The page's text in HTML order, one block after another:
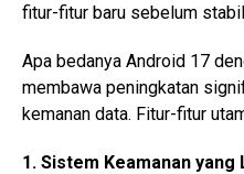
fitur-fitur baru sebelum
Apa bedanya Android 17
membawa peningkatan
kemanan data. Fitur-fitur
1. Sistem Keamanan yang